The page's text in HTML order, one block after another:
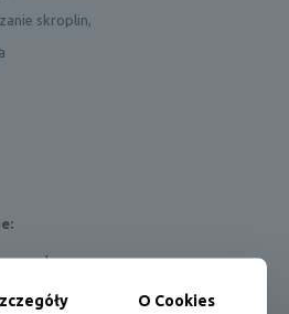
skroplin,
O Cookies